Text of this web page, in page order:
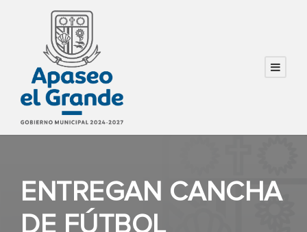
ENTREGAN CANCHA
DE FÚTBOL